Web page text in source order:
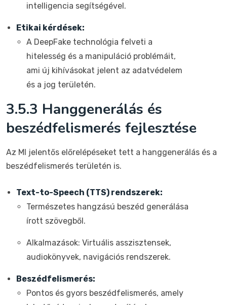
intelligencia segítségével.
Etikai kérdések:
A DeepFake technológia felveti a
hitelesség és a manipuláció problémáit,
ami új kihívásokat jelent az adatvédelem
és a jog területén.
3.5.3 Hanggenerálás és
beszédfelismerés fejlesztése
Az MI jelentős előrelépéseket tett a hanggenerálás és a
beszédfelismerés területén is.
Text-to-Speech (TTS) rendszerek:
Természetes hangzású beszéd generálása
írott szövegből.
Alkalmazások: Virtuális asszisztensek,
audiokönyvek, navigációs rendszerek.
Beszédfelismerés:
Pontos és gyors beszédfelismerés, amely